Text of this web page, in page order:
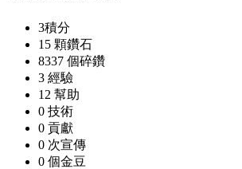
3積分
15 顆鑽石
8337 個碎鑽
3 經驗
12 幫助
0 技術
0 貢獻
0 次宣傳
0 個金豆